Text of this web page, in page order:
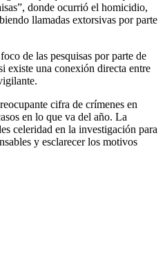
donde ocurrió el homicidio,
llamadas extorsivas por parte
de las pesquisas por parte de
existe una conexión directa entre
cifra de crímenes en
en lo que va del año. La
celeridad en la investigación para
y esclarecer los motivos